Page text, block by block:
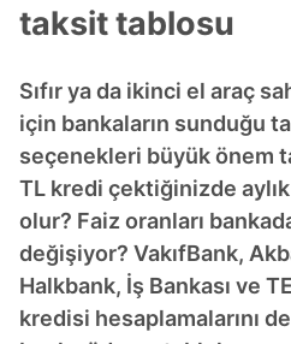
taksit tablosu
Sıfır ya da ikinci el araç
için bankaların sunduğu
seçenekleri büyük önem
TL kredi çektiğinizde
olur? Faiz oranları
değişiyor? VakıfBank,
Halkbank, İş Bankası ve
kredisi hesaplamalarını